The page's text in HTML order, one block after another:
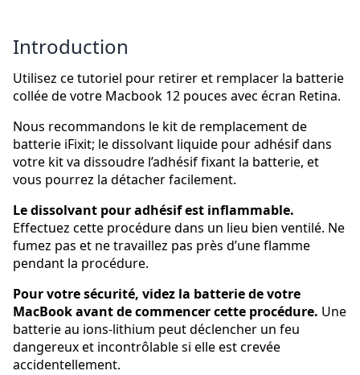
Introduction
Utilisez ce tutoriel pour retirer et remplacer la batterie
collée de votre Macbook 12 pouces avec écran Retina.
Nous recommandons le kit de remplacement de
batterie iFixit; le dissolvant liquide pour adhésif dans
votre kit va dissoudre l’adhésif fixant la batterie, et
vous pourrez la détacher facilement.
Le dissolvant pour adhésif est inflammable.
Effectuez cette procédure dans un lieu bien ventilé. Ne
fumez pas et ne travaillez pas près d’une flamme
pendant la procédure.
Pour votre sécurité, videz la batterie de votre
MacBook avant de commencer cette procédure. Une
batterie au ions-lithium peut déclencher un feu
dangereux et incontrôlable si elle est crevée
accidentellement.